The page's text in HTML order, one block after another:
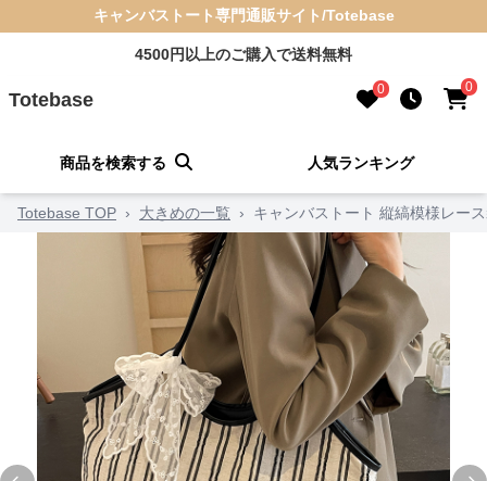
キャンバストート専門通販サイト/Totebase
4500円以上のご購入で送料無料
Totebase 0 0
商品を検索する 人気ランキング
Totebase TOP › 大きめの一覧 › キャンバストート 縦縞模様レー